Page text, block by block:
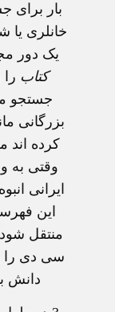
بار برای
خانلری يا
يک دور
کتاب
جستجو
بزرگانی
کرده
وقتی به
ايرانی
اين
منتقل
سی دی را
دانش